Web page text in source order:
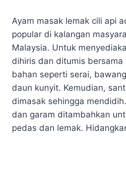
Ayam masak lemak cili api
popular di kalangan
Malaysia. Untuk
dihiris dan ditumis
bahan seperti serai,
daun kunyit. Kemudian,
dimasak sehingga
dan garam ditambahkan
pedas dan lemak.